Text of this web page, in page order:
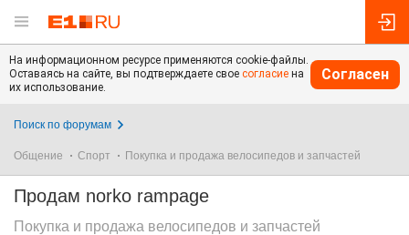
На информационном ресурсе применяются cookie-файлы.
Оставаясь на сайте, вы подтверждаете свое согласие на
их использование.
Согласен
Поиск по форумам
Общение Спорт Покупка и продажа велосипедов и запчастей
Продам norko rampage
Покупка и продажа велосипедов и запчастей